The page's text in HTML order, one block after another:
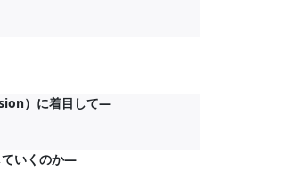
）に着目して―
ていくのか―